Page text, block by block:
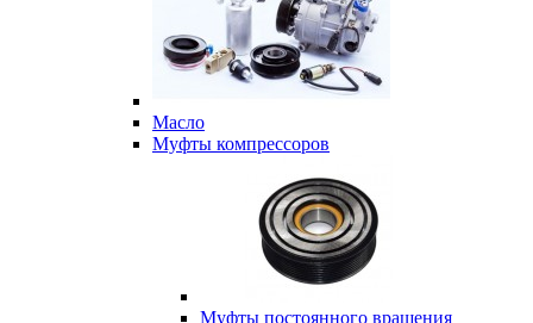
Масло
Муфты компрессоров
Муфты постоянного вращения